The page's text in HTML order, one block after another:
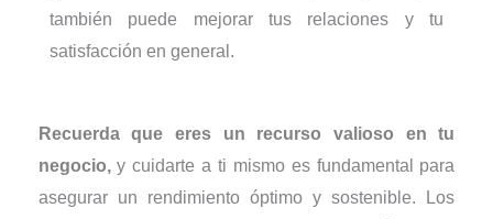
también puede mejorar tus relaciones y tu
satisfacción en general.
Recuerda que eres un recurso valioso en tu
negocio,y cuidarte a ti mismo es fundamental para
asegurar un rendimiento óptimo y sostenible. Los